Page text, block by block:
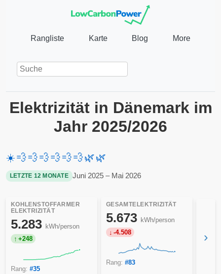
Rangliste Karte Blog More
Elektrizität in Dänemark im
Jahr 2025/2026
☀️💨💨💨💨💨💨🌿🌿
LETZTE 12 MONATE Juni 2025 – Mai 2026
KOHLENSTOFFARMER
ELEKTRIZITÄT
5.283 kWh/person
+248
Rang: #35
GESAMTELEKTRIZITÄT
5.673 kWh/person
-4.508
Rang: #83
›